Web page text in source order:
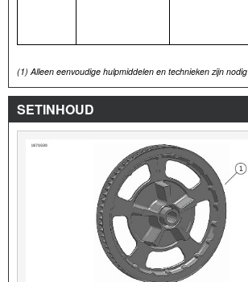
(1) Alleen eenvoudige hulpmiddelen en technieken zijn nodig
SETINHOUD